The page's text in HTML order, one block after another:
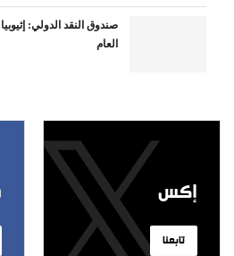
صندوق النقد الدولي:
العام
إكس
تابعنا